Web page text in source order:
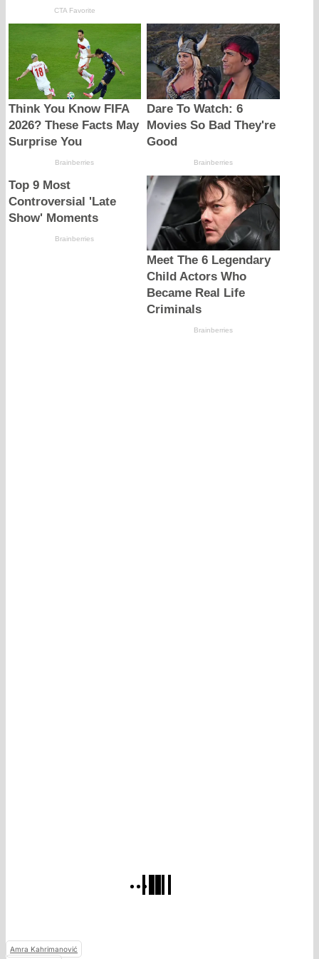
Amra Kahrimanović